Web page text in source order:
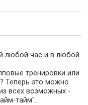
любой час и в любой
тренировки или
Теперь это можно
всех возможных -
тайм".